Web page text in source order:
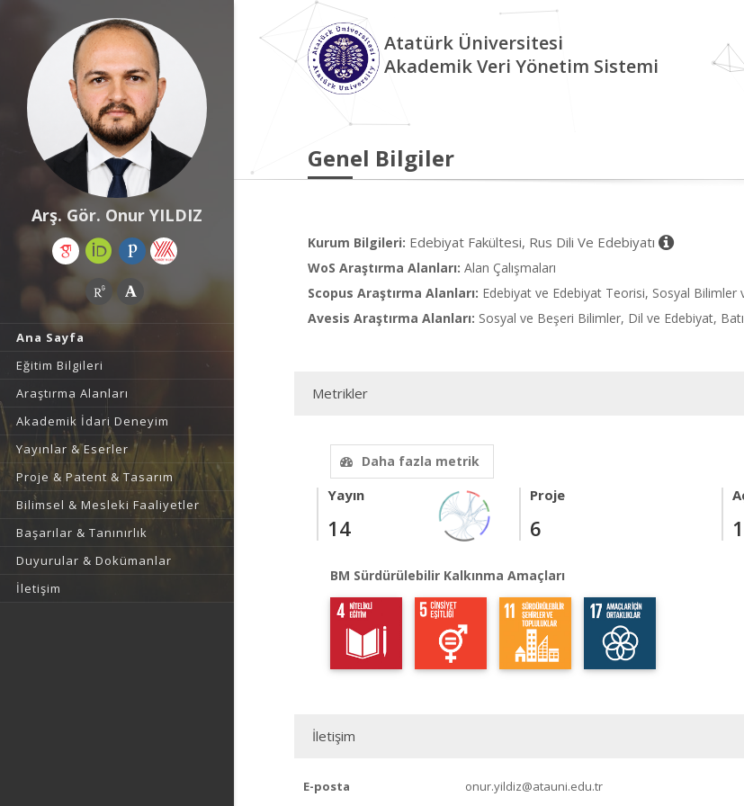
Arş. Gör. Onur YILDIZ
Ana Sayfa
Eğitim Bilgileri
Araştırma Alanları
Akademik İdari Deneyim
Yayınlar & Eserler
Proje & Patent & Tasarım
Bilimsel & Mesleki Faaliyetler
Başarılar & Tanınırlık
Duyurular & Dokümanlar
İletişim
Atatürk Üniversitesi
Akademik Veri Yönetim Sistemi
Genel Bilgiler
Kurum Bilgileri: Edebiyat Fakültesi, Rus Dili Ve Edebiyatı
WoS Araştırma Alanları: Alan Çalışmaları
Scopus Araştırma Alanları: Edebiyat ve Edebiyat Teorisi, Sosyal Bilimler
Avesis Araştırma Alanları: Sosyal ve Beşeri Bilimler, Dil ve Edebiyat,
Metrikler
Daha fazla metrik
Yayın
14
Proje
6 1
BM Sürdürülebilir Kalkınma Amaçları
İletişim
E-posta onur.yildiz@atauni.edu.tr